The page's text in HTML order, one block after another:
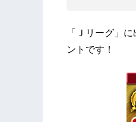
「Ｊリーグ」
ントです！